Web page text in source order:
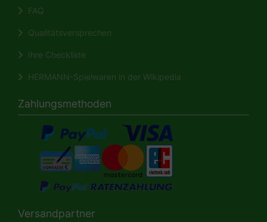
FAQ
Qualitätsversprechen
Ihre Checkliste
HERMANN-Spielwaren in der Wikipedia
Zahlungsmethoden
Versandpartner